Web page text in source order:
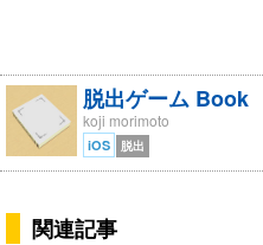
脱出ゲーム Book
koji morimoto
iOS 脱出
関連記事